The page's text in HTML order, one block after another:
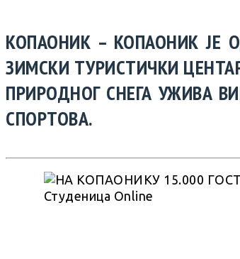
КОПАОНИК – КОПАОНИК ЈЕ
ЗИМСКИ ТУРИСТИЧКИ
ПРИРОДНОГ СНЕГА УЖИВА
СПОРТОВА.